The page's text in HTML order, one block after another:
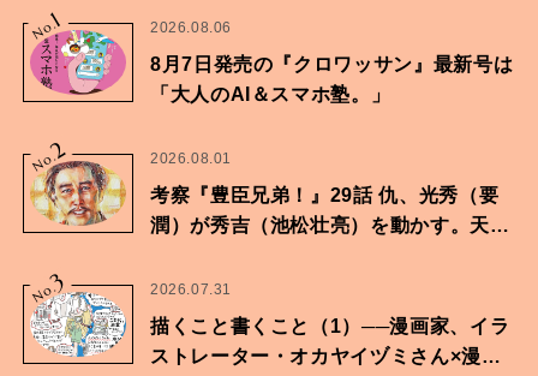
No.
1 2026.08.06
8月7日発売の『クロワッサン』最新号は
「大人のAI＆スマホ塾。」
No.2 2026.08.01
考察『豊臣兄弟！』29話 仇、光秀（要
潤）が秀吉（池松壮亮）を動かす。天下
No.
3 2026.07.31
描くこと書くこと（1）──漫画家、イラ
ストレーター・オカヤイヅミさん×漫画